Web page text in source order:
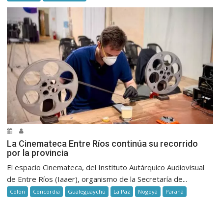
La Cinemateca Entre Ríos continúa su recorrido
por la provincia
El espacio Cinemateca, del Instituto Autárquico Audiovisual
de Entre Ríos (Iaaer), organismo de la Secretaría de...
Colón Concordia Gualeguaychú La Paz Nogoyá Paraná